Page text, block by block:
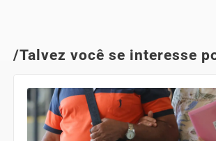
/Talvez você se interesse